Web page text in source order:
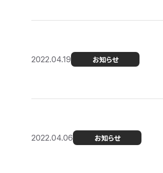
2022.04.19 お知らせ
2022.04.06 お知らせ